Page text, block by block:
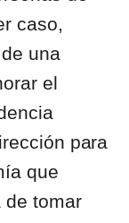
caso,
una
el
para
que
de tomar